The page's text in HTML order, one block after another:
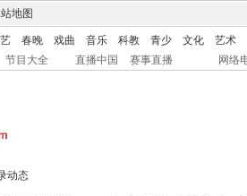
地图
春晚 戏曲 音乐 科教 青少 文化
艺术
节目大全 直播中国 赛事直播 网络
动态